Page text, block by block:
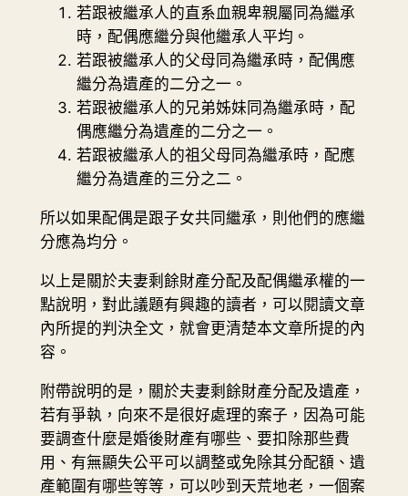
若跟被繼承人的直系血親卑親屬同為繼承
時，配偶應繼分與他繼承人平均。
若跟被繼承人的父母同為繼承時，配偶應
繼分為遺產的二分之一。
若跟被繼承人的兄弟姊妹同為繼承時，配
偶應繼分為遺產的二分之一。
若跟被繼承人的祖父母同為繼承時，配應
繼分為遺產的三分之二。
所以如果配偶是跟子女共同繼承，則他們的應繼
分應為均分。
以上是關於夫妻剩餘財產分配及配偶繼承權的一
點說明，對此議題有興趣的讀者，可以閱讀文章
內所提的判決全文，就會更清楚本文章所提的內
容。
附帶說明的是，關於夫妻剩餘財產分配及遺產，
若有爭執，向來不是很好處理的案子，因為可能
要調查什麼是婚後財產有哪些、要扣除那些費
用、有無顯失公平可以調整或免除其分配額、遺
產範圍有哪些等等，可以吵到天荒地老，一個案